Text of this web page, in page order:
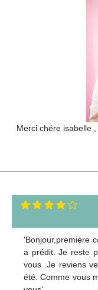
Merci chére isabelle
'Bonjour,première
a prédit. Je reste
vous .Je reviens
été. Comme vous